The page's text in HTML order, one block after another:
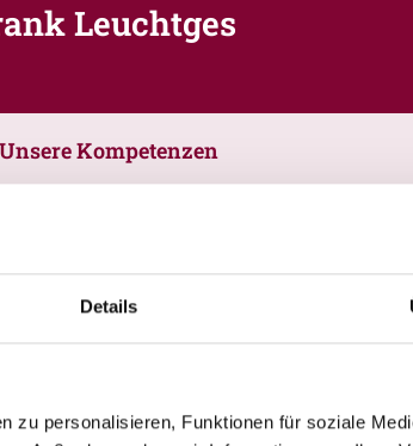
Details
zu personalisieren, Funktionen für soziale
Leuchtges
Unsere Kompetenzen